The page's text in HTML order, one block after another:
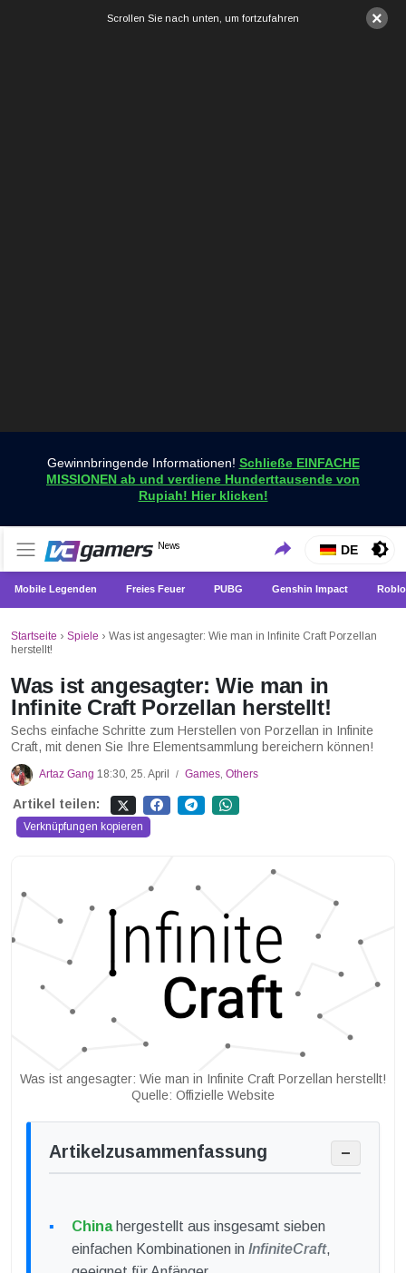
×
Scrollen Sie nach unten, um fortzufahren
Gewinnbringende Informationen! Schließe EINFACHE
MISSIONEN ab und verdiene Hunderttausende von
Rupiah! Hier klicken!
VCGamers-Neuigkeiten
News
Holen Sie sich die neuesten Spielnachrichten nur bei
VCGamers
DE
Mobile Legenden Freies Feuer PUBG Genshin Impact
Startseite › Spiele › Was ist angesagter: Wie man in Infinite Craft Porzellan
herstellt!
Was ist angesagter: Wie man in
Infinite Craft Porzellan herstellt!
Sechs einfache Schritte zum Herstellen von Porzellan in Infinite
Craft, mit denen Sie Ihre Elementsammlung bereichern können!
Artaz Gang 18:30, 25. April / Games, Others
Artikel teilen:
Verknüpfungen kopieren
Was ist angesagter: Wie man in Infinite Craft Porzellan herstellt!
Quelle: Offizielle Website
Artikelzusammenfassung −
Chinahergestellt aus insgesamt sieben
einfachen Kombinationen in InfiniteCraft,